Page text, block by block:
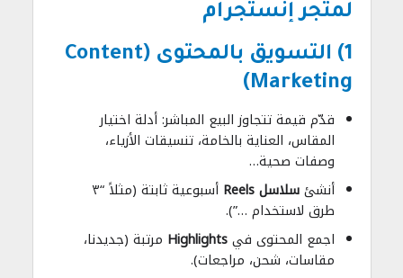
لمتجر إنستجرام
1) التسويق بالمحتوى (Content
Marketing)
قدّم قيمة تتجاوز البيع المباشر: أدلة اختيار
المقاس، العناية بالخامة، تنسيقات الأزياء،
وصفات صحية…
أنشئسلاسل Reels
أسبوعية ثابتة (مثلاً “٣
طرق لاستخدام …”).
اجمع المحتوى فيHighlights مرتبة (جديدنا،
مقاسات، شحن، مراجعات).